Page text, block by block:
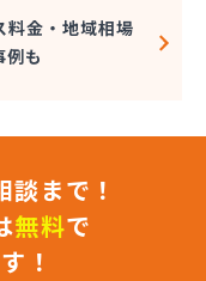
料金・地域相場
も
まで！
無料で
！